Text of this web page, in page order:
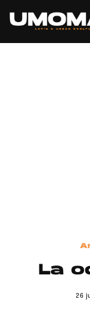
La
26